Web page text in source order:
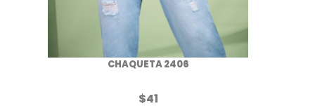
CHAQUETA 2406
$41